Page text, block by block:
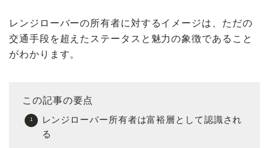
レンジローバーの所有者に対するイメージは、ただの
交通手段を超えたステータスと魅力の象徴であること
がわかります。
この記事の要点
レンジローバー所有者は富裕層として認識され
る